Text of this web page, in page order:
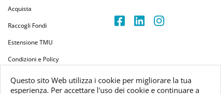
Questo sito Web utilizza i cookie per migliorare la tua
esperienza. Per accettare l'uso dei cookie e continuare a
Acquista
Raccogli Fondi
Estensione TMU
Condizioni e Policy